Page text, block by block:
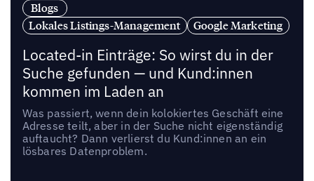
Blogs
Lokales Listings-Management
Google Marketing
Located-in Einträge: So wirst du in der
Suche gefunden — und Kund:innen
kommen im Laden an
Was passiert, wenn dein kolokiertes Geschäft eine
Adresse teilt, aber in der Suche nicht eigenständig
auftaucht? Dann verlierst du Kund:innen an ein
lösbares Datenproblem.